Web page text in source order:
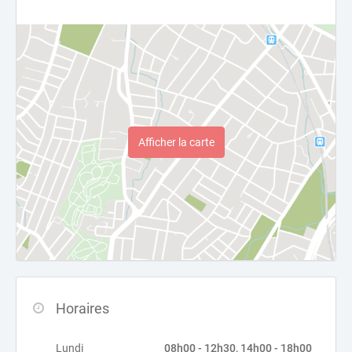
Afficher la carte
Horaires
Lundi 08h00 - 12h30, 14h00 - 18h00